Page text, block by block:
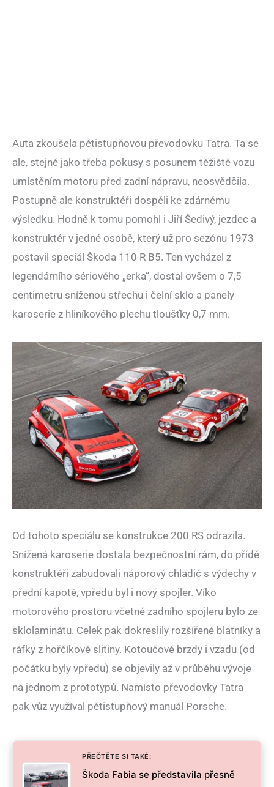
Auta zkoušela pětistupňovou převodovku Tatra. Ta se
ale, stejně jako třeba pokusy s posunem těžiště vozu
umístěním motoru před zadní nápravu, neosvědčila.
Postupně ale konstruktéři dospěli ke zdárnému
výsledku. Hodně k tomu pomohl i Jiří Šedivý, jezdec a
konstruktér v jedné osobě, který už pro sezónu 1973
postavil speciál Škoda 110 R B5. Ten vycházel z
legendárního sériového „erka“, dostal ovšem o 7,5
centimetru sníženou střechu i čelní sklo a panely
karoserie z hliníkového plechu tloušťky 0,7 mm.
Od tohoto speciálu se konstrukce 200 RS odrazila.
Snížená karoserie dostala bezpečnostní rám, do přídě
konstruktéři zabudovali náporový chladič s výdechy v
přední kapotě, vpředu byl i nový spojler. Víko
motorového prostoru včetně zadního spojleru bylo ze
sklolaminátu. Celek pak dokreslily rozšířené blatníky a
ráfky z hořčíkové slitiny. Kotoučové brzdy i vzadu (od
počátku byly vpředu) se objevily až v průběhu vývoje
na jednom z prototypů. Namísto převodovky Tatra
pak vůz využíval pětistupňový manuál Porsche.
PŘEČTĚTE SI TAKÉ:
Škoda Fabia se představila přesně